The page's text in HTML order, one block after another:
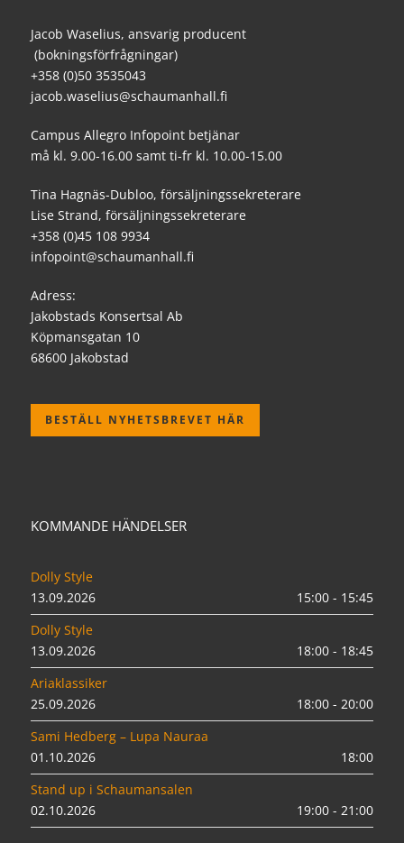
Jacob Waselius, ansvarig producent
(bokningsförfrågningar)
+358 (0)50 3535043
jacob.waselius@schaumanhall.fi
Campus Allegro Infopoint betjänar
må kl. 9.00-16.00 samt ti-fr kl. 10.00-15.00
Tina Hagnäs-Dubloo, försäljningssekreterare
Lise Strand, försäljningssekreterare
+358 (0)45 108 9934
infopoint@schaumanhall.fi
Adress:
Jakobstads Konsertsal Ab
Köpmansgatan 10
68600 Jakobstad
BESTÄLL NYHETSBREVET HÄR
KOMMANDE HÄNDELSER
Dolly Style
13.09.2026
15:00 - 15:45
Dolly Style
13.09.2026
18:00 - 18:45
Ariaklassiker
25.09.2026
18:00 - 20:00
Sami Hedberg – Lupa Nauraa
01.10.2026
18:00
Stand up i Schaumansalen
02.10.2026
19:00 - 21:00